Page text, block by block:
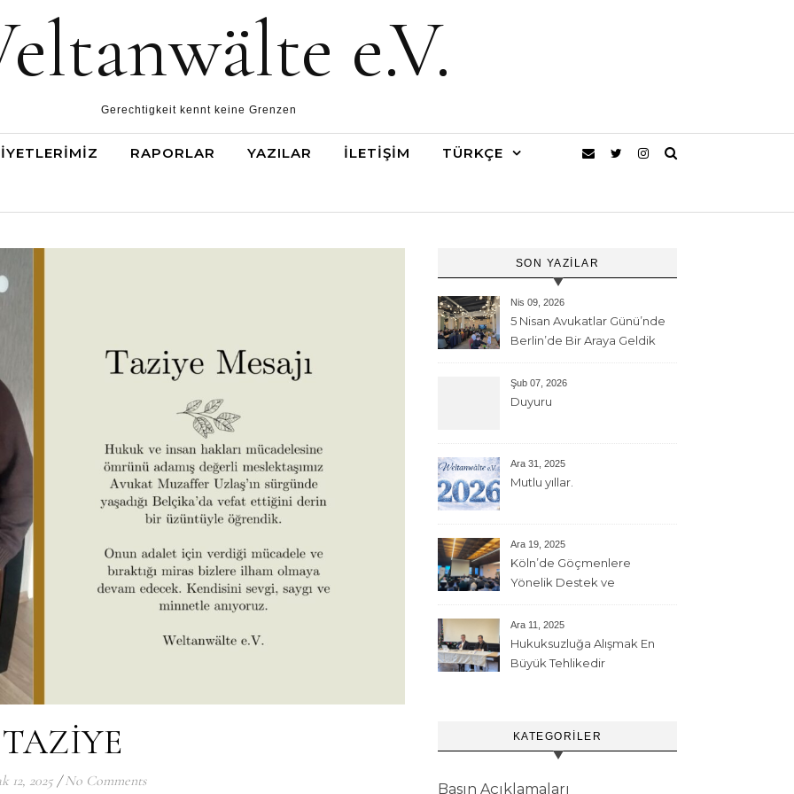
e.V.
Gerechtigkeit kennt keine Grenzen
RAPORLAR YAZILAR İLETIŞIM TÜRKÇE
TAZİYE
12, 2025 / No Comments
SON YAZILAR
Nis 09, 2026
5 Nisan Avukatlar Günü’nde
Berlin’de Bir Araya Geldik
Şub 07, 2026
Duyuru
Ara 31, 2025
Mutlu yıllar.
Ara 19, 2025
Köln’de Göçmenlere
Yönelik Destek ve
Etkinliği
Ara 11, 2025
Hukuksuzluğa Alışmak En
Büyük Tehlikedir
KATEGORILER
Basın Açıklamaları